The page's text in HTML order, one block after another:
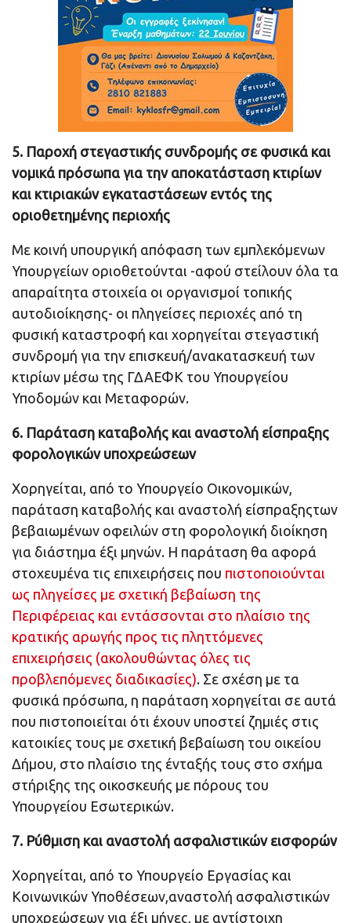
5. Παροχή στεγαστικής συνδρομής σε φυσικά και
νομικά πρόσωπα για την αποκατάσταση κτιρίων
και κτιριακών εγκαταστάσεων εντός της
οριοθετημένης περιοχής
Με κοινή υπουργική απόφαση των εμπλεκόμενων
Υπουργείων οριοθετούνται -αφού στείλουν όλα τα
απαραίτητα στοιχεία οι οργανισμοί τοπικής
αυτοδιοίκησης- οι πληγείσες περιοχές από τη
φυσική καταστροφή και χορηγείται στεγαστική
συνδρομή για την επισκευή/ανακατασκευή των
κτιρίων μέσω της ΓΔΑΕΦΚ του Υπουργείου
Υποδομών και Μεταφορών.
6. Παράταση καταβολής και αναστολή είσπραξης
φορολογικών υποχρεώσεων
Χορηγείται, από το Υπουργείο Οικονομικών,
παράταση καταβολής και αναστολή είσπραξηςτων
βεβαιωμένων οφειλών στη φορολογική διοίκηση
για διάστημα έξι μηνών. Η παράταση θα αφορά
στοχευμένα τις επιχειρήσεις που πιστοποιούνται
ως πληγείσες με σχετική βεβαίωση της
Περιφέρειας και εντάσσονται στο πλαίσιο της
κρατικής αρωγής προς τις πληττόμενες
επιχειρήσεις (ακολουθώντας όλες τις
προβλεπόμενες διαδικασίες). Σε σχέση με τα
φυσικά πρόσωπα, η παράταση χορηγείται σε αυτά
που πιστοποιείται ότι έχουν υποστεί ζημιές στις
κατοικίες τους με σχετική βεβαίωση του οικείου
Δήμου, στο πλαίσιο της ένταξής τους στο σχήμα
στήριξης της οικοσκευής με πόρους του
Υπουργείου Εσωτερικών.
7. Ρύθμιση και αναστολή ασφαλιστικών εισφορών
Χορηγείται, από το Υπουργείο Εργασίας και
Κοινωνικών Υποθέσεων,αναστολή ασφαλιστικών
υποχρεώσεων για έξι μήνες, με αντίστοιχη